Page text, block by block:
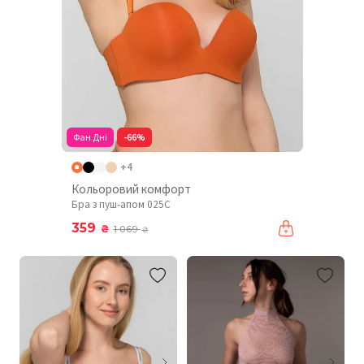
Фан Дні -66%
+4
Кольоровий комфорт
Бра з пуш-апом 025C
359 ₴ 1 069₴